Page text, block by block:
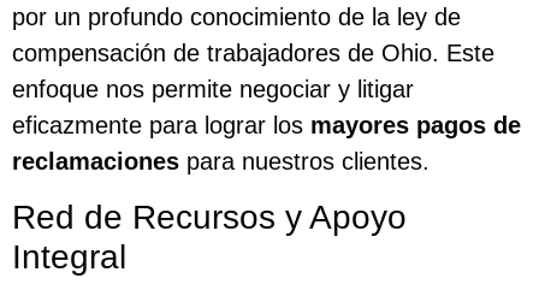
por un profundo conocimiento de la ley de
compensación de trabajadores de Ohio. Este
enfoque nos permite negociar y litigar
eficazmente para lograr los mayores pagos de
reclamaciones para nuestros clientes.
Red de Recursos y Apoyo
Integral